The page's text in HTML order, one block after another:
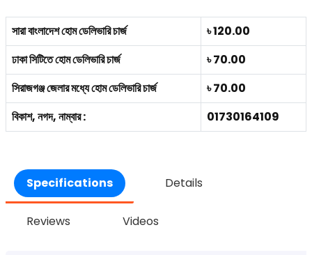
সারা বাংলাদেশ হোম ডেলিভারি চার্জ
৳ 120.00
ঢাকা সিটিতে হোম ডেলিভারি চার্জ
৳ 70.00
সিরাজগঞ্জ জেলার মধ্যে হোম ডেলিভারি চার্জ
৳ 70.00
বিকাশ, নগদ, নাম্বার :
01730164109
Specifications Details
Reviews Videos